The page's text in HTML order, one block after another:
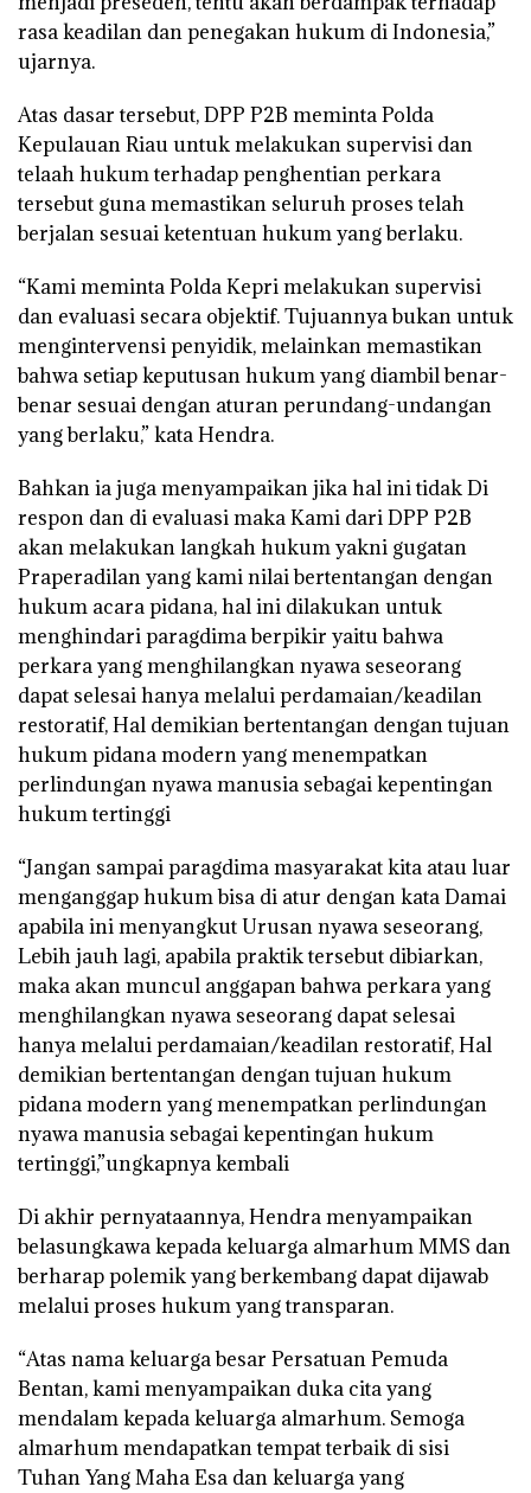
rasa keadilan dan penegakan hukum di Indonesia,”
ujarnya.
Atas dasar tersebut, DPP P2B meminta Polda
Kepulauan Riau untuk melakukan supervisi dan
telaah hukum terhadap penghentian perkara
tersebut guna memastikan seluruh proses telah
berjalan sesuai ketentuan hukum yang berlaku.
“Kami meminta Polda Kepri melakukan supervisi
dan evaluasi secara objektif. Tujuannya bukan untuk
mengintervensi penyidik, melainkan memastikan
bahwa setiap keputusan hukum yang diambil benar-
benar sesuai dengan aturan perundang-undangan
yang berlaku,” kata Hendra.
Bahkan ia juga menyampaikan jika hal ini tidak Di
respon dan di evaluasi maka Kami dari DPP P2B
akan melakukan langkah hukum yakni gugatan
Praperadilan yang kami nilai bertentangan dengan
hukum acara pidana, hal ini dilakukan untuk
menghindari paragdima berpikir yaitu bahwa
perkara yang menghilangkan nyawa seseorang
dapat selesai hanya melalui perdamaian/keadilan
restoratif, Hal demikian bertentangan dengan tujuan
hukum pidana modern yang menempatkan
perlindungan nyawa manusia sebagai kepentingan
hukum tertinggi
“Jangan sampai paragdima masyarakat kita atau luar
menganggap hukum bisa di atur dengan kata Damai
apabila ini menyangkut Urusan nyawa seseorang,
Lebih jauh lagi, apabila praktik tersebut dibiarkan,
maka akan muncul anggapan bahwa perkara yang
menghilangkan nyawa seseorang dapat selesai
hanya melalui perdamaian/keadilan restoratif, Hal
demikian bertentangan dengan tujuan hukum
pidana modern yang menempatkan perlindungan
nyawa manusia sebagai kepentingan hukum
tertinggi,”ungkapnya kembali
Di akhir pernyataannya, Hendra menyampaikan
belasungkawa kepada keluarga almarhum MMS dan
berharap polemik yang berkembang dapat dijawab
melalui proses hukum yang transparan.
“Atas nama keluarga besar Persatuan Pemuda
Bentan, kami menyampaikan duka cita yang
mendalam kepada keluarga almarhum. Semoga
almarhum mendapatkan tempat terbaik di sisi
Tuhan Yang Maha Esa dan keluarga yang